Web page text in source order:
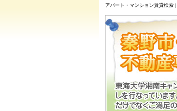
アパート・マンション賃貸検索